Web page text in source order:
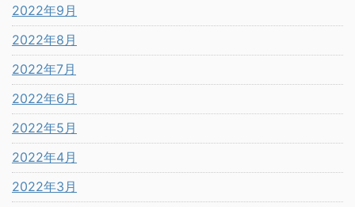
2022年9月
2022年8月
2022年7月
2022年6月
2022年5月
2022年4月
2022年3月